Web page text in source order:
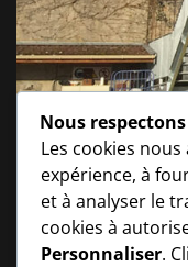
Nous
Les cookies
expérience, à
et à analyser le
cookies à
Personnaliser.